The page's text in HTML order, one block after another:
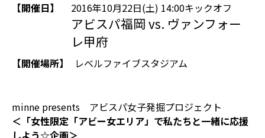
【開催日】 2016年10月22日(土) 14:00キックオフ
アビスパ福岡 vs. ヴァンフォー
レ甲府
【開催場所】 レベルファイブスタジアム
minne presents アビスパ女子発掘プロジェクト
＜「女性限定「アビー女エリア」で私たちと一緒に応援
しよう☆企画＞